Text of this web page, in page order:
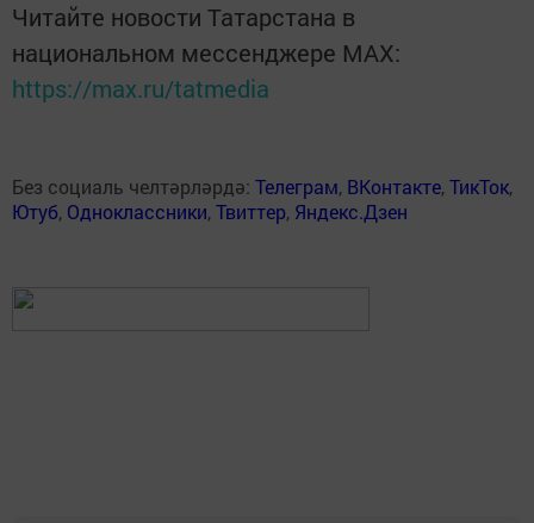
Читайте новости Татарстана в
национальном мессенджере MАХ:
https://max.ru/tatmedia
Без социаль челтәрләрдә: Телеграм, ВКонтакте,ТикТок,
Ютуб, Одноклассники,Твиттер, Яндекс.Дзен